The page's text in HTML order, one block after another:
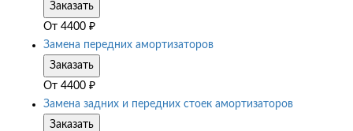
Заказать
От 4400 ₽
Замена передних амортизаторов
Заказать
От 4400 ₽
Замена задних и передних стоек амортизаторов
Заказать